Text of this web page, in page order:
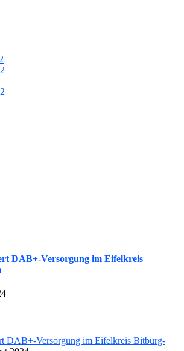
DAB+-Versorgung im Eifelkreis
DAB+-Versorgung im Eifelkreis Bitburg-